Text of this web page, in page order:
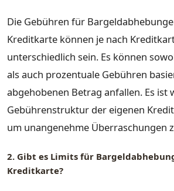
Die Gebühren für
Kreditkarte können je nach
unterschiedlich sein. Es können
als auch prozentuale Gebühren
abgehobenen Betrag anfallen. Es ist
Gebührenstruktur der eigenen
um unangenehme Überraschungen
2. Gibt es Limits für
Kreditkarte?